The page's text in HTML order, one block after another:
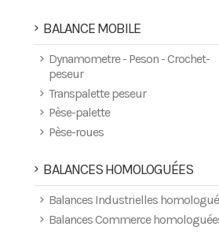
BALANCE MOBILE
Dynamometre - Peson - Crochet-
peseur
Transpalette peseur
Pèse-palette
Pèse-roues
BALANCES HOMOLOGUÉES
Balances Industrielles
Balances Commerce